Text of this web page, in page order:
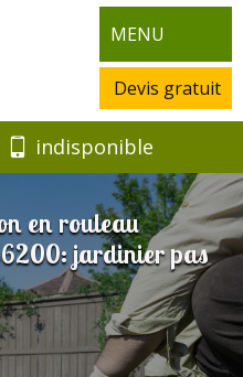
MENU
Devis gratuit
indisponible
en rouleau
jardinier pas